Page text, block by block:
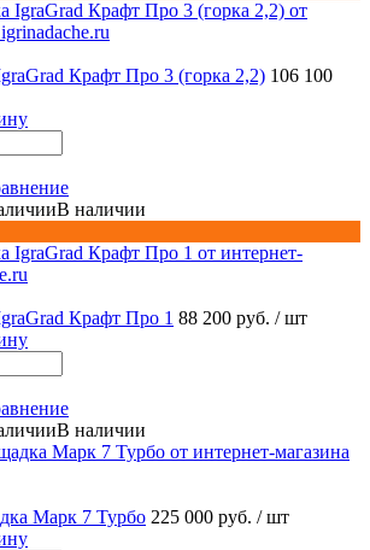
Крафт Про 3 (горка 2,2) 106 100
В наличии
Крафт Про 1 88 200 руб. / шт
В наличии
Марк 7 Турбо 225 000 руб. / шт